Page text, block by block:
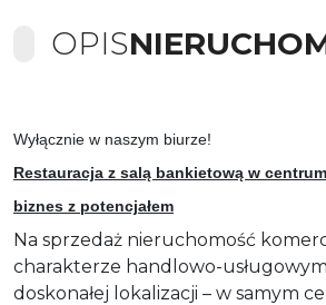
OPIS
Wyłącznie w naszym biurze!
Restauracja z salą bankietową w
biznes z potencjałem
Na sprzedaż nieruchomość
charakterze handlowo-
doskonałej lokalizacji – w samym